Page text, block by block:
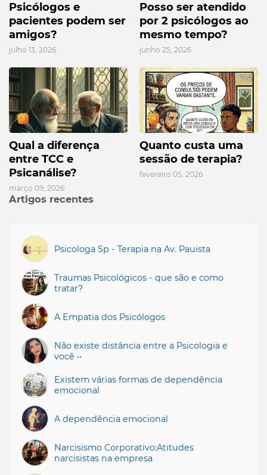
Psicólogos e
pacientes podem ser
amigos?
julho 13, 2026
Posso ser atendido
por 2 psicólogos ao
mesmo tempo?
junho 25, 2026
3
Qual a diferença
entre TCC e
Psicanálise?
março 09, 2026
4
Quanto custa uma
sessão de terapia?
fevereiro 05, 2026
Artigos recentes
Psicologa Sp - Terapia na Av. Pauista
Traumas Psicológicos - que são e como
tratar?
A Empatia dos Psicólogos
Não existe distância entre a Psicologia e
você ••
Existem várias formas de dependência
emocional
A dependência emocional
Narcisismo Corporativo:Atitudes
narcisistas na empresa